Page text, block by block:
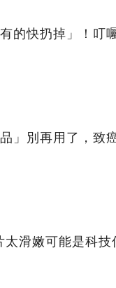
的快扔掉」！叮
」別再用了，致
滑嫩可能是科